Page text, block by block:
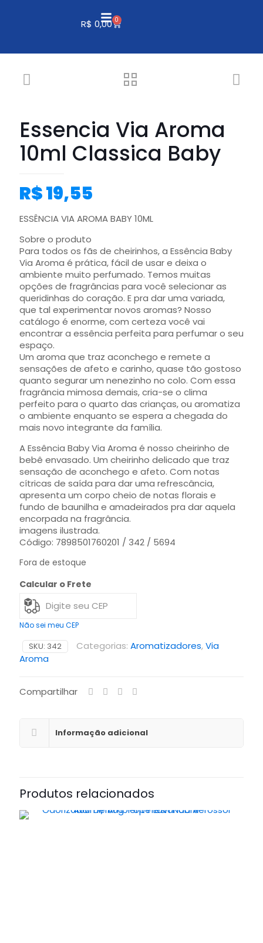
R$ 0,00 0
Essencia Via Aroma
10ml Classica Baby
R$19,55
ESSÊNCIA VIA AROMA BABY 10ML
Sobre o produto
Para todos os fãs de cheirinhos, a Essência Baby
Via Aroma é prática, fácil de usar e deixa o
ambiente muito perfumado. Temos muitas
opções de fragrâncias para você selecionar as
queridinhas do coração. E pra dar uma variada,
que tal experimentar novos aromas? Nosso
catálogo é enorme, com certeza você vai
encontrar a essência perfeita para perfumar o seu
espaço.
Um aroma que traz aconchego e remete a
sensações de afeto e carinho, quase tão gostoso
quanto segurar um nenezinho no colo. Com essa
fragrância mimosa demais, cria-se o clima
perfeito para o quarto das crianças, ou aromatiza
o ambiente enquanto se espera a chegada do
mais novo integrante da família.
A Essência Baby Via Aroma é nosso cheirinho de
bebê envasado. Um cheirinho delicado que traz
sensação de aconchego e afeto. Com notas
cítricas de saída para dar uma refrescância,
apresenta um corpo cheio de notas florais e
fundo de baunilha e amadeirados pra dar aquela
encorpada na fragrância.
imagens ilustrada.
Código: 7898501760201 / 342 / 5694
Fora de estoque
Calcular o Frete
Não sei meu CEP
SKU: 342 Categorias: Aromatizadores,Via
Aroma
Compartilhar
Informação adicional
Produtos relacionados